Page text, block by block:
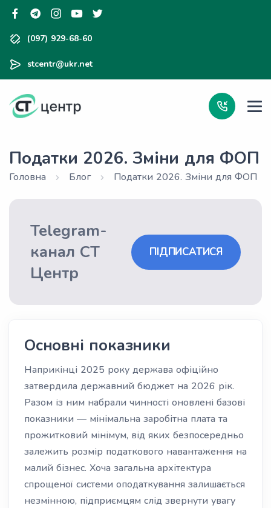
(097) 929-68-60
stcentr@ukr.net
Податки 2026. Зміни для ФОП
Головна Блог Податки 2026. Зміни для ФОП
Telegram-
канал СТ
Центр
ПІДПИСАТИСЯ
Основні показники
Наприкінці 2025 року держава офіційно
затвердила державний бюджет на 2026 рік.
Разом із ним набрали чинності оновлені базові
показники — мінімальна заробітна плата та
прожитковий мінімум, від яких безпосередньо
залежить розмір податкового навантаження на
малий бізнес. Хоча загальна архітектура
спрощеної системи оподаткування залишається
незмінною, підприємцям слід звернути увагу